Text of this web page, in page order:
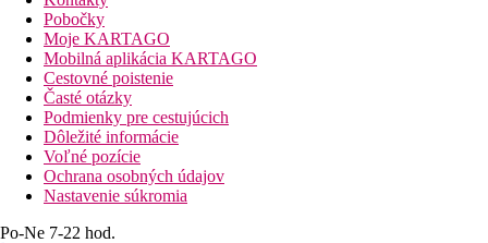
5.DEN:Ranná návšteva
Horovi, staroegyptskému bohu nebies, slnka a svetla, ktorý bol
uctievaný ako božský vládca Egypta. Tento monumentálny
chrámový komplex tvorí prvý pylón, nádvorie, hypoštylové sály,
vnútorné komnaty a chrámová ochodza. Chrám je bohato
zdobený reliéfmi a nástennými maľbami. Pokračovanie v plavni
k chrámuKom Ombo– jedná sa o neobvyklý chrám, ktorý je
postavený priamo na brehu Nílu a je zasvätený dvom bohom –
sokoliemu bohu Horovi Staršiemu a krokodíliemu bohu
plodnosti Sobekovi. Vďaka tomuto dvojitému zasväteniu je
chrám často označovaný ako „dvojitý chrám“. Pokračovanie v
plavbe do
Pobočky
Moje KARTAGO
Mobilná aplikácia KARTAGO
Cestovné poistenie
Časté otázky
Podmienky pre cestujúcich
Dôležité informácie
Voľné pozície
Ochrana osobných údajov
Nastavenie súkromia
Po-Ne 7-22 hod.